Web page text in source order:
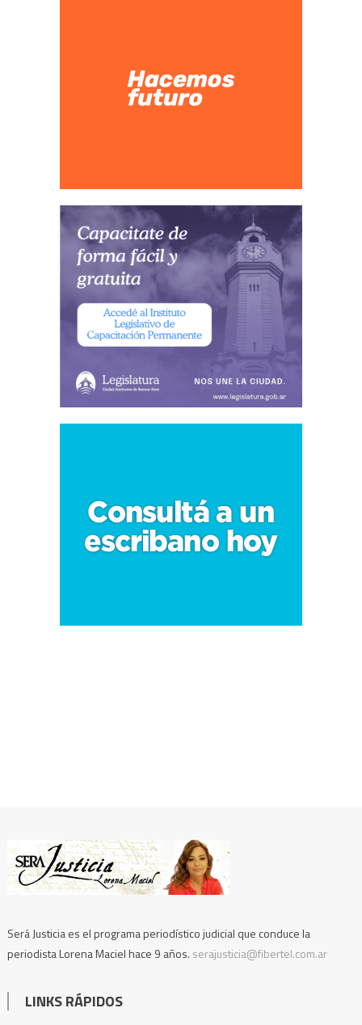
Será Justicia es el programa periodístico judicial que conduce la
periodista Lorena Maciel hace 9 años. serajusticia@fibertel.com.ar
LINKS RÁPIDOS